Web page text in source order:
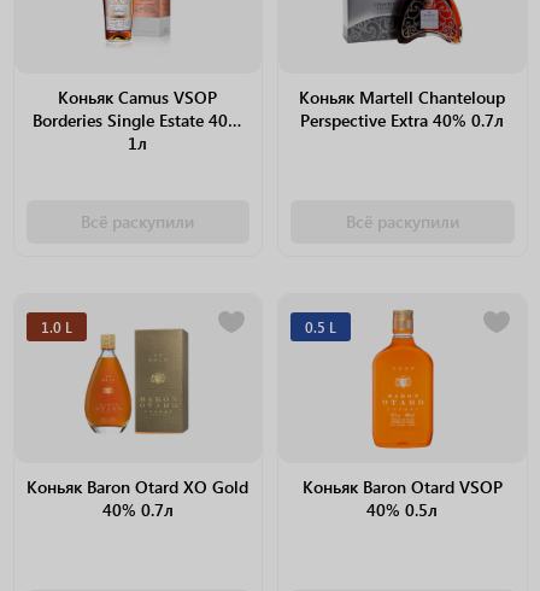
Коньяк Camus VSOP
Borderies Single Estate 40%
1л
Всё раскупили
Коньяк Martell Chanteloup
Perspective Extra 40% 0.7л
Всё раскупили
1.0 L
Коньяк Baron Otard XO Gold
40% 0.7л
0.5 L
Коньяк Baron Otard VSOP
40% 0.5л